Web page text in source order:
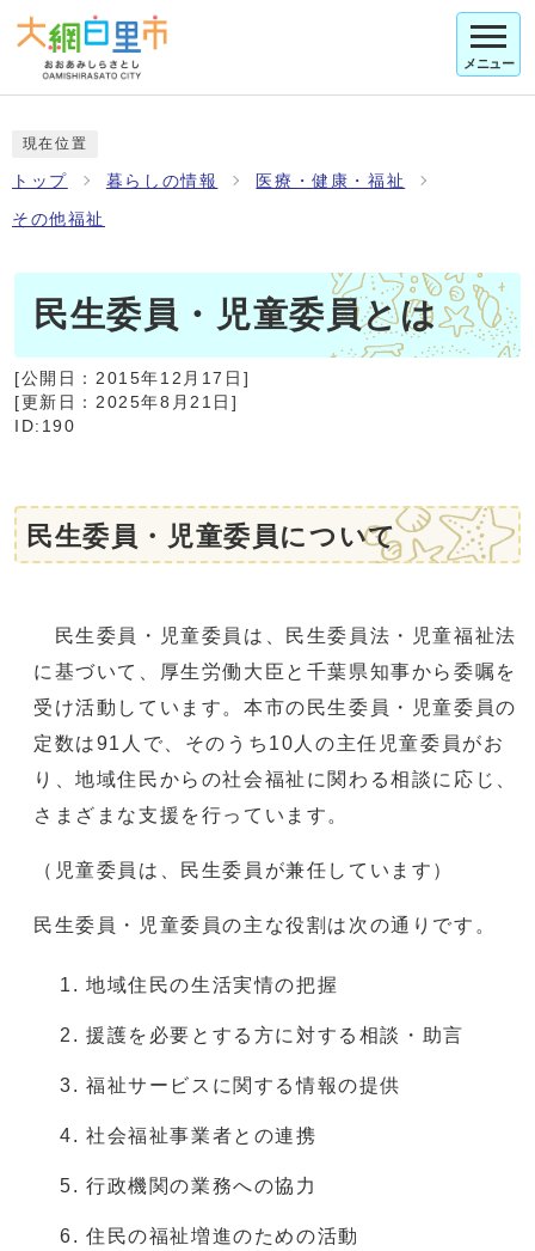
メニュー
現在位置
トップ 暮らしの情報 医療・健康・福祉
その他福祉
民生委員・児童委員とは
[公開日： 2015年12月17日 ]
[更新日： 2025年8月21日 ]
ID:190
民生委員・児童委員について
民生委員・児童委員は、民生委員法・児童福祉法
に基づいて、厚生労働大臣と千葉県知事から委嘱を
受け活動しています。本市の民生委員・児童委員の
定数は91人で、そのうち10人の主任児童委員がお
り、地域住民からの社会福祉に関わる相談に応じ、
さまざまな支援を行っています。
（児童委員は、民生委員が兼任しています）
民生委員・児童委員の主な役割は次の通りです。
地域住民の生活実情の把握
援護を必要とする方に対する相談・助言
福祉サービスに関する情報の提供
社会福祉事業者との連携
行政機関の業務への協力
住民の福祉増進のための活動